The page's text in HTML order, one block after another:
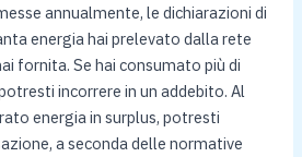
annualmente, le dichiarazioni di
energia hai prelevato dalla rete
fornita. Se hai consumato più di
incorrere in un addebito. Al
energia in surplus, potresti
a seconda delle normative